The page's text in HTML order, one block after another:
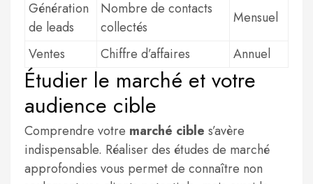
Génération
de leads
Nombre de contacts
collectés
Mensuel
Ventes
Chiffre d’affaires Annuel
Étudier le marché et votre
audience cible
Comprendre votre marché cible s’avère
indispensable. Réaliser des études de marché
approfondies vous permet de connaître non